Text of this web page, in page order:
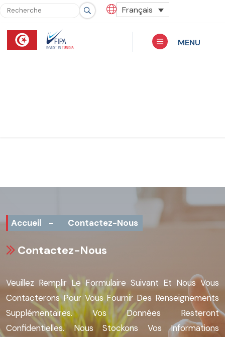
Français
MENU
Accueil - Contactez-Nous
Contactez-Nous
Veuillez Remplir Le Formulaire Suivant Et Nous Vous
Contacterons Pour Vous Fournir Des Renseignements
Supplémentaires. Vos Données Resteront
Confidentielles. Nous Stockons Vos Informations